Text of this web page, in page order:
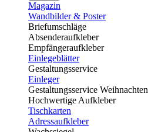
Magazin
Wandbilder & Poster
Briefumschläge
Absenderaufkleber
Empfängeraufkleber
Einlegeblätter
Gestaltungsservice
Einleger
Gestaltungsservice Weihnachten
Hochwertige Aufkleber
Tischkarten
Adressaufkleber